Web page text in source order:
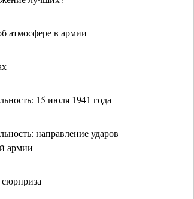
атмосфере в армии
15 июля 1941 года
направление ударов
армии